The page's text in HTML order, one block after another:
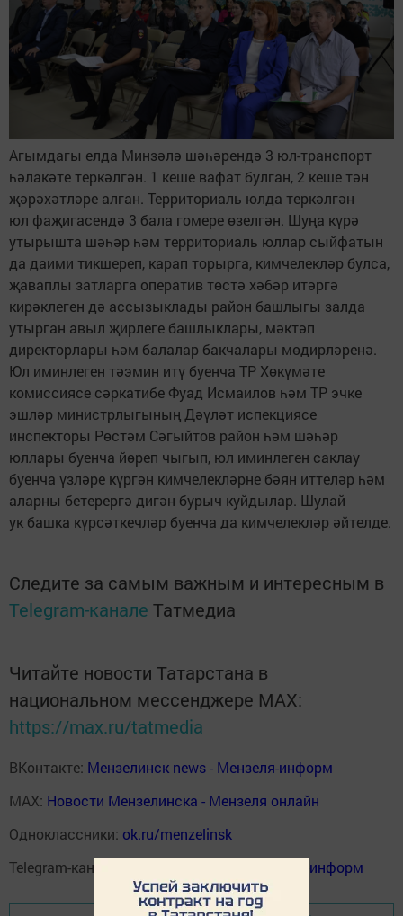
Агымдагы елда Минзәлә шәһәрендә 3 юл-транспорт
һәлакәте теркәлгән. 1 кеше вафат булган, 2 кеше тән
җәрәхәтләре алган. Территориаль юлда теркәлгән
юл фаҗигасендә 3 бала гомере өзелгән. Шуңа күрә
утырышта шәһәр һәм территориаль юллар сыйфатын
да даими тикшереп, карап торырга, кимчелекләр булса,
җаваплы затларга оператив төстә хәбәр итәргә
кирәклеген дә ассызыклады район башлыгы залда
утырган авыл җирлеге башлыклары, мәктәп
директорлары һәм балалар бакчалары мөдирләренә.
Юл иминлеген тәэмин итү буенча ТР Хөкүмәте
комиссиясе сәркатибе Фуад Исмаилов һәм ТР эчке
эшләр министрлыгының Дәүләт испекциясе
инспекторы Рөстәм Сәгыйтов район һәм шәһәр
юллары буенча йөреп чыгып, юл иминлеген саклау
буенча үзләре күргән кимчелекләрне бәян иттеләр һәм
аларны бетерергә дигән бурыч куйдылар. Шулай
ук башка күрсәткечләр буенча да кимчелекләр әйтелде.
Следите за самым важным и интересным в
Telegram-канале Татмедиа
Читайте новости Татарстана в
национальном мессенджере MАХ:
https://max.ru/tatmedia
ВКонтакте: Мензелинск news - Мензеля-информ
MAX: Новости Мензелинска - Мензеля онлайн
Одноклассники: ok.ru/menzelinsk
Telegram-канал:
Мензелинск news - Мензеля-информ